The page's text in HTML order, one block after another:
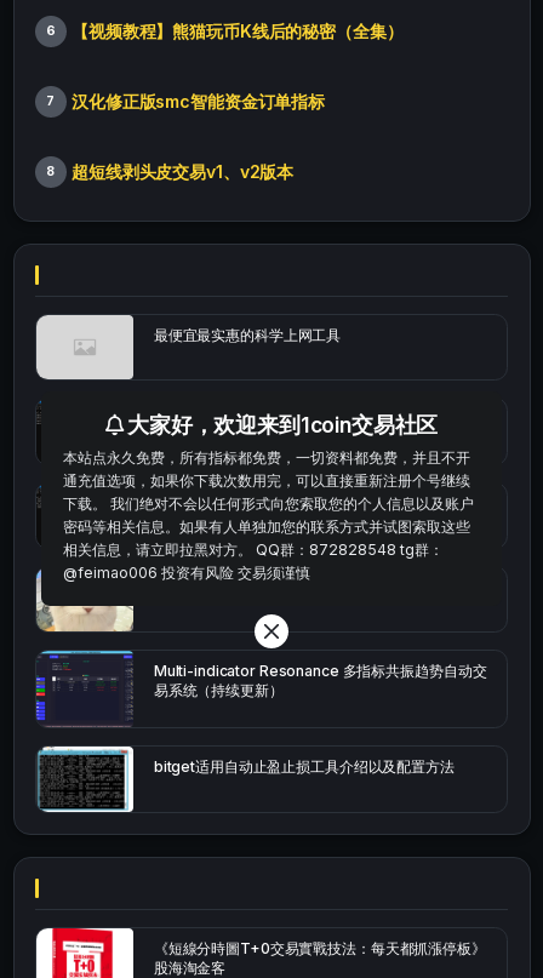
6 【视频教程】熊猫玩币K线后的秘密（全集）
7 汉化修正版smc智能资金订单指标
8 超短线剥头皮交易v1、v2版本
最便宜最实惠的科学上网工具
统计涨跌幅的python代码
okx的短线量化的免费版本
bybit安卓端
Multi-indicator Resonance 多指标共振趋势自动交
易系统（持续更新）
bitget适用自动止盈止损工具介绍以及配置方法
《短線分時圖T+0交易實戰技法：每天都抓漲停板》
股海淘金客
大家好，欢迎来到1coin交易社区
本站点永久免费，所有指标都免费，一切资料都免费，并且不开
通充值选项，如果你下载次数用完，可以直接重新注册个号继续
下载。 我们绝对不会以任何形式向您索取您的个人信息以及账户
密码等相关信息。如果有人单独加您的联系方式并试图索取这些
相关信息，请立即拉黑对方。 QQ群：872828548 tg群：
@feimao006 投资有风险 交易须谨慎